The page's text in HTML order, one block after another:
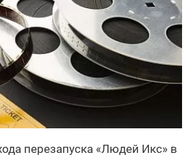
перезапуска «Людей Икс» в